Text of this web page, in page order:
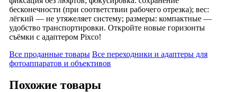
бесконечности (при соответствии рабочего отрезка); вес:
лёгкий — не утяжеляет систему; размеры: компактные —
удобство транспортировки. Откройте новые горизонты
съёмки с адаптером Pixco!
Все проданные товары Все переходники и адаптеры для
фотоаппаратов и объективов
Похожие товары